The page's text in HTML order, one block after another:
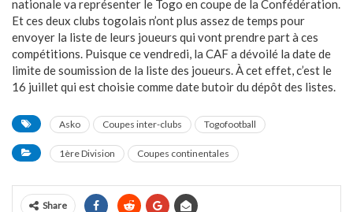
nationale va représenter le Togo en coupe de la Confédération.
Et ces deux clubs togolais n’ont plus assez de temps pour
envoyer la liste de leurs joueurs qui vont prendre part à ces
compétitions. Puisque ce vendredi, la CAF a dévoilé la date de
limite de soumission de la liste des joueurs. À cet effet, c’est le
16 juillet qui est choisie comme date butoir du dépôt des listes.
Asko Coupes inter-clubs Togofootball
1ère Division Coupes continentales
Share